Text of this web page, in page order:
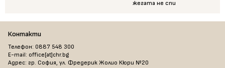
жегата не спи
Контакти
Телефон: 0887 548 300
E-mail: office[at]chr.bg
Адрес: гр. София, ул. Фредерик Жолио Кюри №20